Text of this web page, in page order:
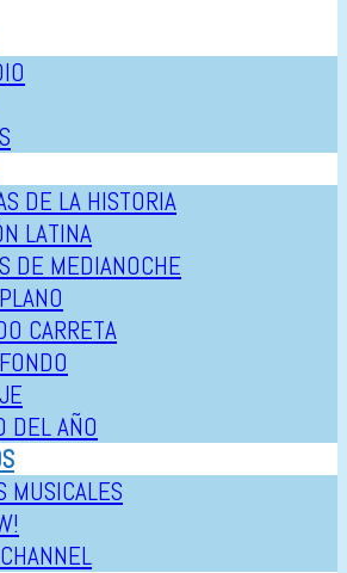
DE LA HISTORIA
LATINA
DE MEDIANOCHE
CARRETA
DEL AÑO
MUSICALES